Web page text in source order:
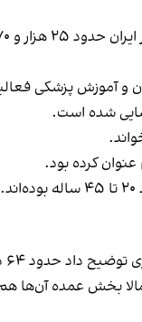
نفر بیمار
عنوان کرده بود.
طریق روابط جنسی بوده است.
احتمالا بخش